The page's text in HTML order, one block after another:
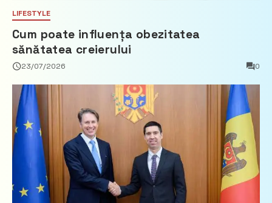
LIFESTYLE
Cum poate influența obezitatea
sănătatea creierului
23/07/2026 0